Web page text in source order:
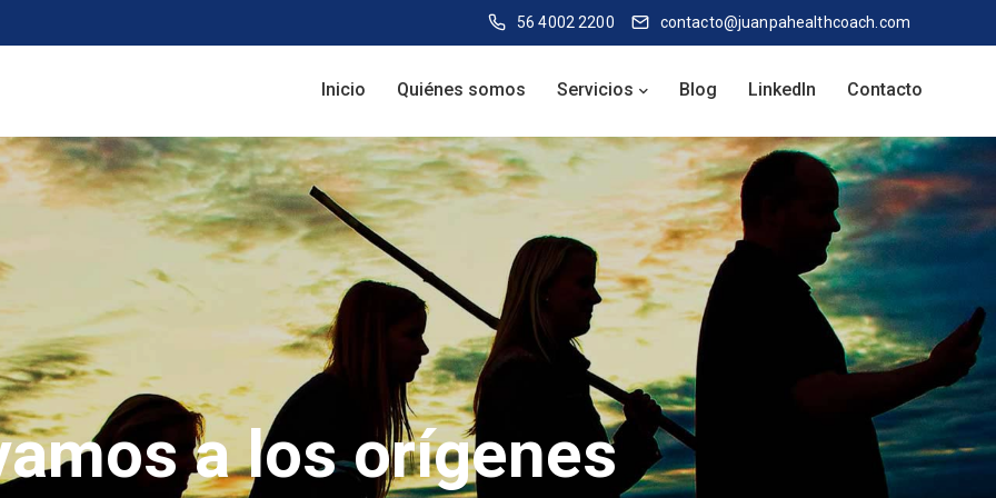
56 4002 2200 contacto@juanpahealthcoach.com
Inicio Quiénes somos Servicios Blog LinkedIn Contacto
a los orígenes